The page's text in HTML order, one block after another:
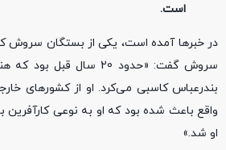
است.
در خبرها آمده است، یکی از بستگان سروش
سروش گفت: «حدود 20
بندرعباس کاسبی می‌کرد. او از کشورهای
واقع باعث شده بود که او به نوعی
او شد.»